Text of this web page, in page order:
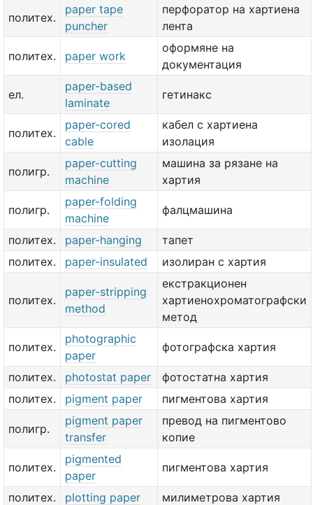
политех.
paper tape
puncher
перфоратор на хартиена
лента
политех. paper work
оформяне на
документация
ел.
paper-based
laminate
гетинакс
политех.
paper-cored
cable
кабел с хартиена
изолация
полигр.
paper-cutting
machine
машина за рязане на
хартия
полигр.
paper-folding
machine
фалцмашина
политех. paper-hanging
тапет
политех.
paper-insulated изолиран с хартия
политех.
paper-stripping
method
екстракционен
хартиенохроматографски
метод
политех.
photographic
paper
фотографска хартия
политех. photostat paper
фотостатна хартия
политех.
pigment paper пигментова хартия
полигр.
pigment paper
transfer
превод на пигментово
копие
политех.
pigmented
paper
пигментова хартия
политех. plotting paper
милиметрова хартия